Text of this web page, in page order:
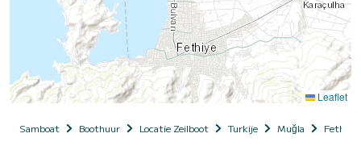
Leaflet
Samboat Boothuur Locatie Zeilboot Turkije Muğla Fethiye